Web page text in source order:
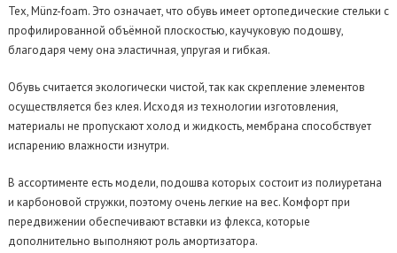
Tex, Münz-foam. Это означает, что обувь имеет ортопедические стельки с
профилированной объёмной плоскостью, каучуковую подошву,
благодаря чему она эластичная, упругая и гибкая.
Обувь считается экологически чистой, так как скрепление элементов
осуществляется без клея. Исходя из технологии изготовления,
материалы не пропускают холод и жидкость, мембрана способствует
испарению влажности изнутри.
В ассортименте есть модели, подошва которых состоит из полиуретана
и карбоновой стружки, поэтому очень легкие на вес. Комфорт при
передвижении обеспечивают вставки из флекса, которые
дополнительно выполняют роль амортизатора.